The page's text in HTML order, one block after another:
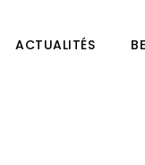
ACTUALITÉS